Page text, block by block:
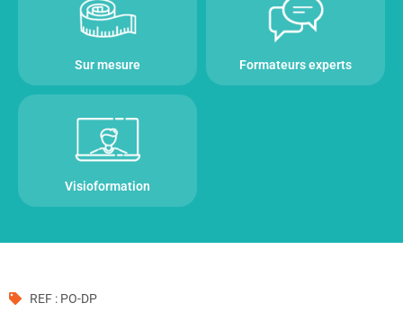
Sur mesure Formateurs experts
Visioformation
REF : PO-DP